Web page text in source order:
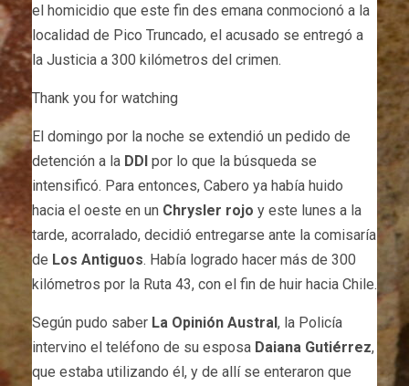
el homicidio que este fin des emana conmocionó a la
localidad de Pico Truncado, el acusado se entregó a
la Justicia a 300 kilómetros del crimen.
Thank you for watching
El domingo por la noche se extendió un pedido de
detención a la DDI por lo que la búsqueda se
intensificó. Para entonces, Cabero ya había huido
hacia el oeste en un Chrysler rojo y este lunes a la
tarde, acorralado, decidió entregarse ante la comisaría
de Los Antiguos. Había logrado hacer más de 300
kilómetros por la Ruta 43, con el fin de huir hacia Chile.
Según pudo saber La Opinión Austral, la Policía
intervino el teléfono de su esposa Daiana Gutiérrez,
que estaba utilizando él, y de allí se enteraron que